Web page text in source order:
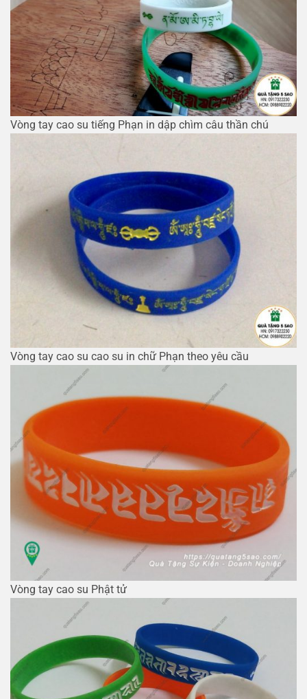
Vòng tay cao su tiếng Phạn in dập chìm câu thần chú
Vòng tay cao su cao su in chữ Phạn theo yêu cầu
Vòng tay cao su Phật tử